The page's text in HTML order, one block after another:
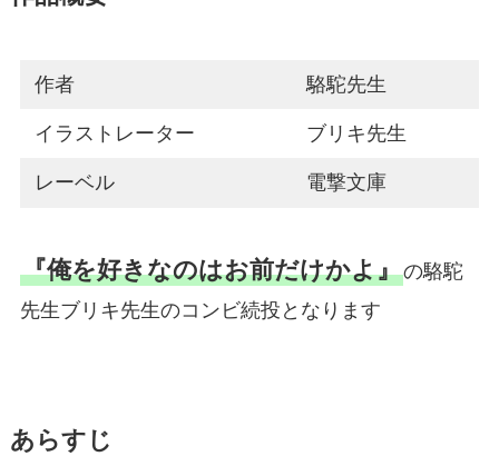
作者 駱駝先生
イラストレーター ブリキ先生
レーベル 電撃文庫
『俺を好きなのはお前だけかよ』の駱駝
先生ブリキ先生のコンビ続投となります
あらすじ